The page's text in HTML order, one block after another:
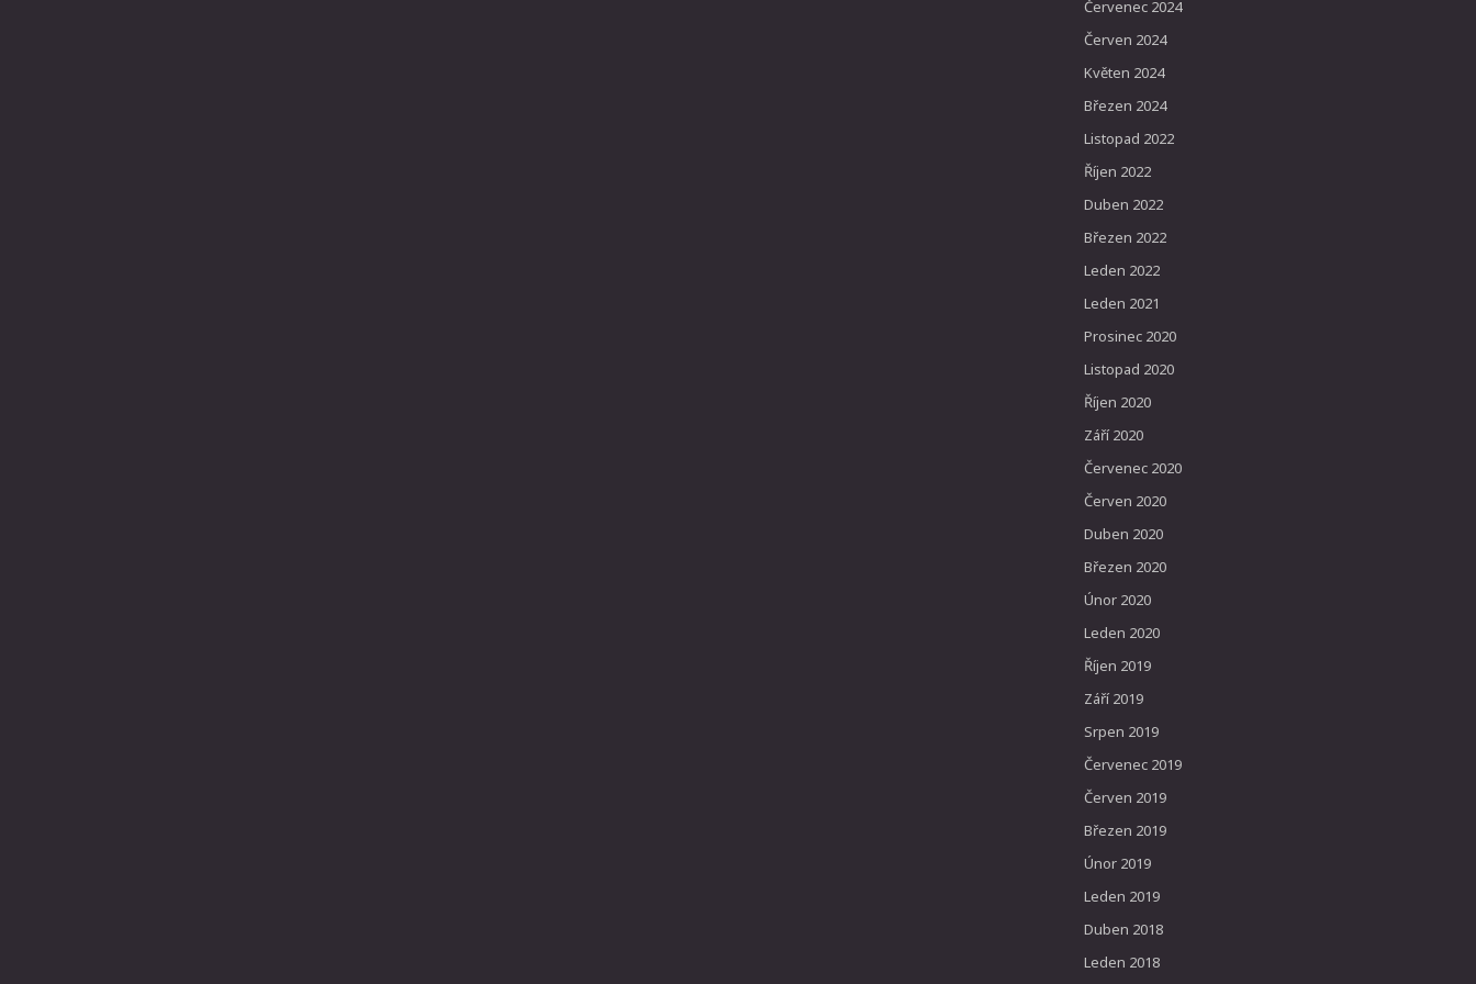
Červenec 2024
Červen 2024
Květen 2024
Březen 2024
Listopad 2022
Říjen 2022
Duben 2022
Březen 2022
Leden 2022
Leden 2021
Prosinec 2020
Listopad 2020
Říjen 2020
Září 2020
Červenec 2020
Červen 2020
Duben 2020
Březen 2020
Únor 2020
Leden 2020
Říjen 2019
Září 2019
Srpen 2019
Červenec 2019
Červen 2019
Březen 2019
Únor 2019
Leden 2019
Duben 2018
Leden 2018